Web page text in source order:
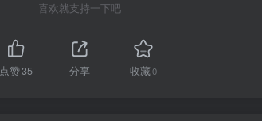
喜欢就支持一下吧
点赞35 分享 收藏0